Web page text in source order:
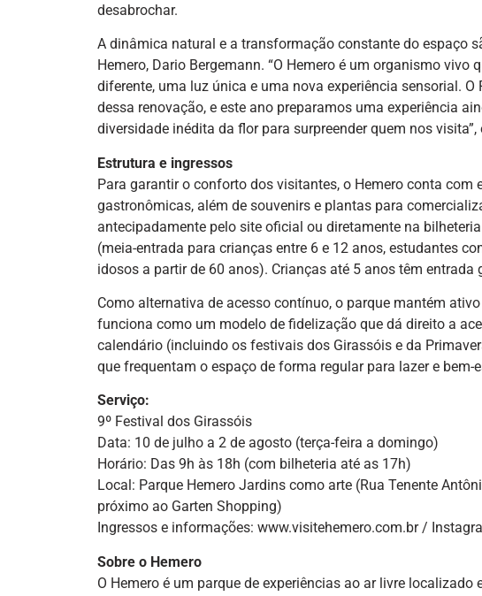
desabrochar.
A dinâmica natural e a transformação constante do espaço
Hemero, Dario Bergemann. “O Hemero é um organismo
diferente, uma luz única e uma nova experiência sensorial.
dessa renovação, e este ano preparamos uma experiência
diversidade inédita da flor para surpreender quem nos visita”,
Estrutura e ingressos
Para garantir o conforto dos visitantes, o Hemero conta
gastronômicas, além de souvenirs e plantas para
antecipadamente pelo site oficial ou diretamente na
(meia-entrada para crianças entre 6 e 12 anos, estudantes
idosos a partir de 60 anos). Crianças até 5 anos têm entrada
Como alternativa de acesso contínuo, o parque mantém
funciona como um modelo de fidelização que dá direito a
calendário (incluindo os festivais dos Girassóis e da
que frequentam o espaço de forma regular para lazer e bem-
Serviço:
9º Festival dos Girassóis
Data: 10 de julho a 2 de agosto (terça-feira a domingo)
Horário: Das 9h às 18h (com bilheteria até as 17h)
Local: Parque Hemero Jardins como arte (Rua Tenente
próximo ao Garten Shopping)
Ingressos e informações: www.visitehemero.com.br /
Sobre o Hemero
O Hemero é um parque de experiências ao ar livre